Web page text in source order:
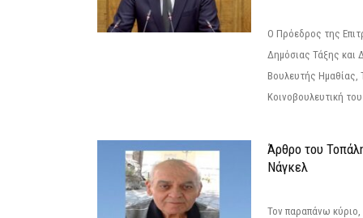
Ο Πρόεδρος της
Δημόσιας Τάξης και
Βουλευτής
Κοινοβουλευτική
Άρθρο του
Νάγκελ
Τον παραπάνω